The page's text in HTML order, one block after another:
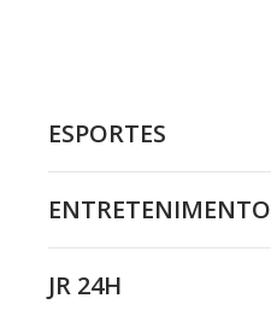
ESPORTES
ENTRETENIMENTO
JR 24H